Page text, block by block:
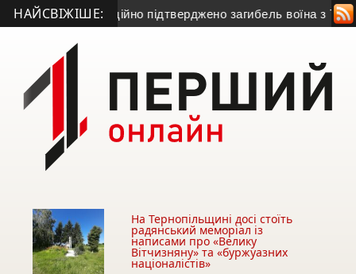
НАЙСВІЖІШЕ:
офіційно підтверджено загибель воїна з Тернопільщини • У
На Тернопільщині досі стоїть
радянський меморіал із
написами про «Велику
Вітчизняну» та «буржуазних
націоналістів»